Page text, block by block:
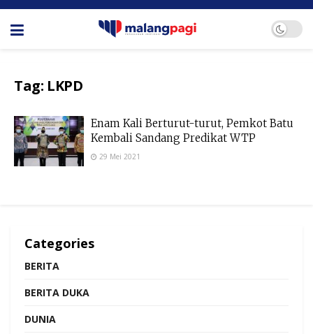
Tag: LKPD
Enam Kali Berturut-turut, Pemkot Batu
Kembali Sandang Predikat WTP
29 Mei 2021
Categories
BERITA
BERITA DUKA
DUNIA